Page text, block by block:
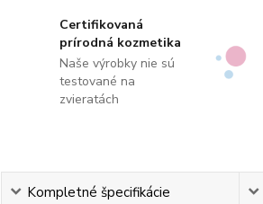
Certifikovaná
prírodná kozmetika
Naše výrobky nie sú
testované na
zvieratách
Kompletné špecifikácie